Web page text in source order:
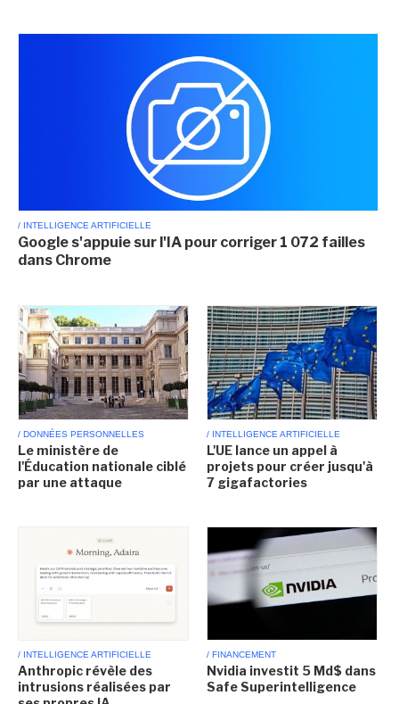
/ INTELLIGENCE ARTIFICIELLE
Google s'appuie sur l'IA pour corriger 1 072 failles
dans Chrome
/ DONNÉES PERSONNELLES
Le ministère de
l'Éducation nationale ciblé
par une attaque
/ INTELLIGENCE ARTIFICIELLE
L'UE lance un appel à
projets pour créer jusqu'à
7 gigafactories
/ INTELLIGENCE ARTIFICIELLE
Anthropic révèle des
intrusions réalisées par
/ FINANCEMENT
Nvidia investit 5 Md$ dans
Safe Superintelligence